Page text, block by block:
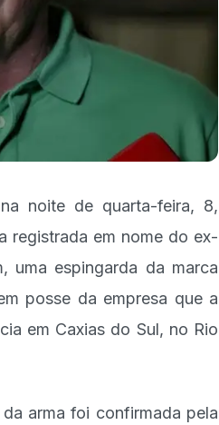
noite de quarta-feira, 8,
registrada em nome do ex-
uma espingarda da marca
posse da empresa que a
em Caxias do Sul, no Rio
arma foi confirmada pela